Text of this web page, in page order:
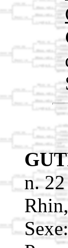
n.